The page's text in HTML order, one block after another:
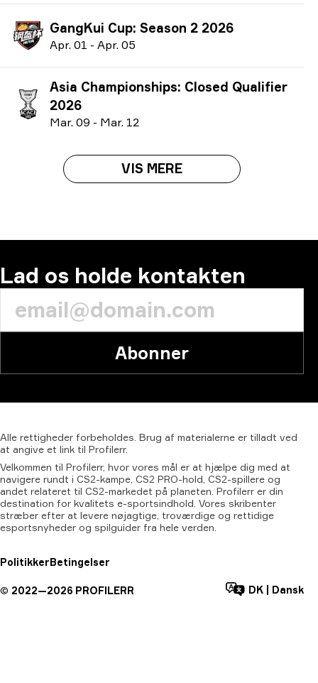
GangKui Cup: Season 2 2026
Apr. 01 - Apr. 05
Asia Championships: Closed Qualifier
2026
Mar. 09 - Mar. 12
VIS MERE
Lad os holde kontakten
Abonner
Alle rettigheder forbeholdes. Brug af materialerne er tilladt ved
at angive et link til Profilerr.
Velkommen til Profilerr, hvor vores mål er at hjælpe dig med at
navigere rundt i CS2-kampe, CS2 PRO-hold, CS2-spillere og
andet relateret til CS2-markedet på planeten. Profilerr er din
destination for kvalitets e-sportsindhold. Vores skribenter
stræber efter at levere nøjagtige, troværdige og rettidige
esportsnyheder og spilguider fra hele verden.
PolitikkerBetingelser
© 2022—2026 PROFILERR DK Dansk